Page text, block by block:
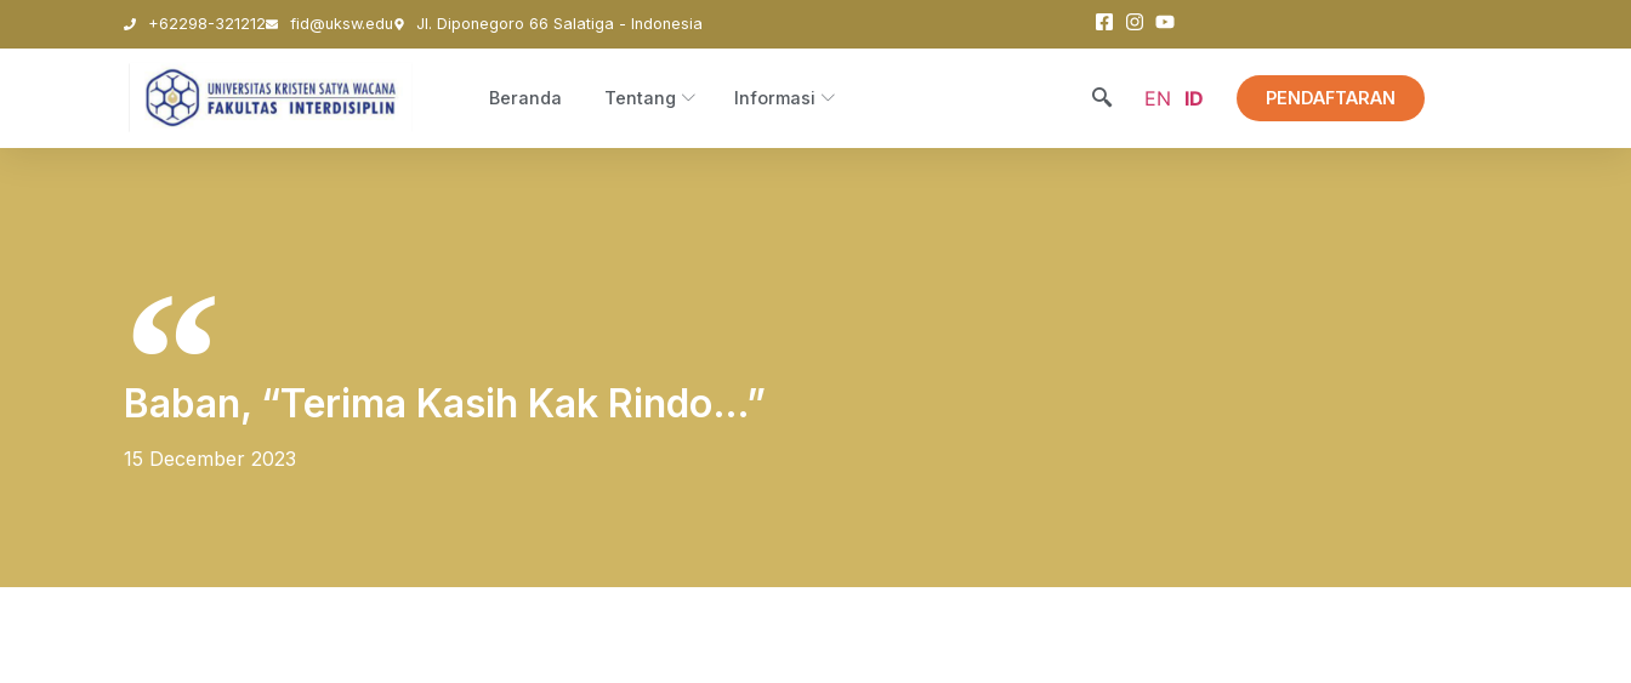
+62298-321212 fid@uksw.edu Jl. Diponegoro 66 Salatiga - Indonesia
Beranda Tentang Informasi EN ID PENDAFTARAN
Baban, “Terima Kasih Kak Rindo…”
15 December 2023